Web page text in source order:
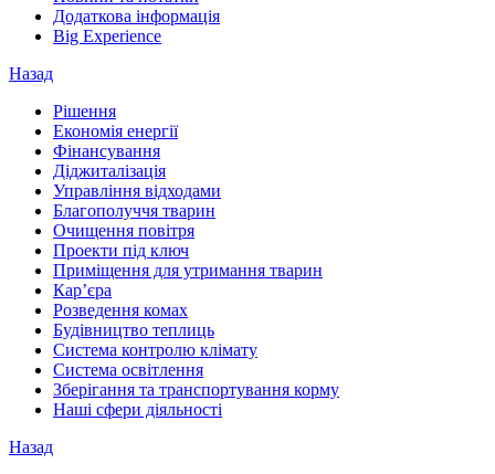
Додаткова інформація
Big Experience
Назад
Рішення
Економія енергії
Фінансування
Діджиталізація
Управління відходами
Благополуччя тварин
Очищення повітря
Проекти під ключ
Приміщення для утримання тварин
Кар’єра
Розведення комах
Будівництво теплиць
Система контролю клімату
Система освітлення
Зберігання та транспортування корму
Наші сфери діяльності
Назад